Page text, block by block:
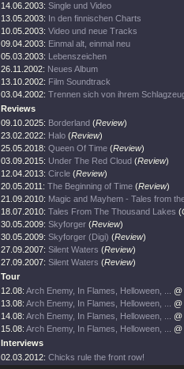
14.06.2003: Single und Video
13.05.2003: In den finnischen Charts
10.05.2003: Video und neue Tracks
09.04.2003: Einmal alt, einmal neu
05.03.2003: Lebenszeichen
26.11.2002: Neues Album
13.10.2002: Film Soundtrack
03.04.2002: Trennen sich von ihrem
Reviews
09.10.2025: Borderland (Review)
23.02.2022: Halo (Review)
25.05.2018: Queen Of Time (Review)
03.09.2015: Under The Red Cloud (Review)
12.04.2013: Circle (Review)
20.05.2011: The Beginning of Time (Review)
21.09.2010: Magic and Mayhem - Tales from
18.07.2010: Tales From The Thousand Lakes (
30.05.2009: Skyforger (Review)
30.05.2009: Skyforger (Digi) (Review)
27.09.2007: Silent Waters (Review)
27.09.2007: Silent Waters (Review)
Tour
12.08: Arch Enemy, In Flames, Helloween, ...
13.08: Arch Enemy, In Flames, Helloween, ...
14.08: Arch Enemy, In Flames, Helloween, ...
15.08: Arch Enemy, In Flames, Helloween, ...
Interviews
02.03.2012: Chicks rule the front row!